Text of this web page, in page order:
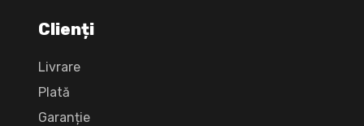
Clienți
Livrare
Plată
Garanție